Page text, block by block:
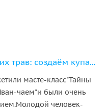
Мастер-класс: «Тайны русских трав: создаём купаж с Иван-чаем»
масте-класс"Тайны
чаем"и были очень
человек-